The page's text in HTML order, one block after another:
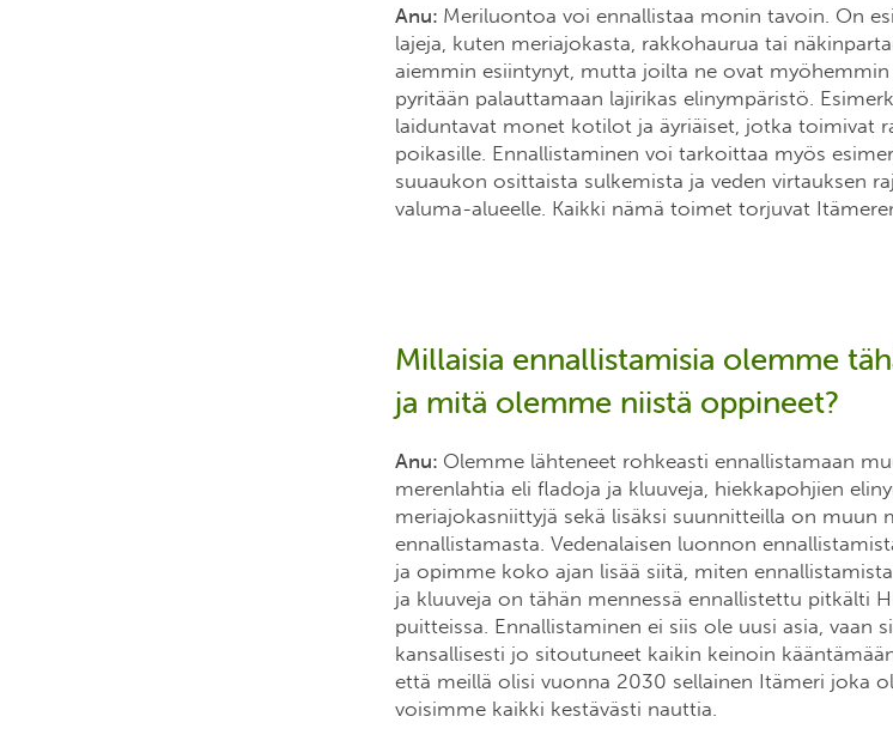
Anu: Meriluontoa voi ennallistaa monin tavoin. On
lajeja, kuten meriajokasta, rakkohaurua tai
aiemmin esiintynyt, mutta joilta ne ovat
pyritään palauttamaan lajirikas elinympäristö.
laiduntavat monet kotilot ja äyriäiset, jotka toimivat
poikasille. Ennallistaminen voi tarkoittaa myös
suuaukon osittaista sulkemista ja veden virtauksen
valuma-alueelle. Kaikki nämä toimet torjuvat
Millaisia ennallistamisia olemme
ja mitä olemme niistä oppineet?
Anu: Olemme lähteneet rohkeasti ennallistamaan
merenlahtia eli fladoja ja kluuveja, hiekkapohjien
meriajokasniittyjä sekä lisäksi suunnitteilla on muun
ennallistamasta. Vedenalaisen luonnon
ja opimme koko ajan lisää siitä, miten
ja kluuveja on tähän mennessä ennallistettu pitkälti
puitteissa. Ennallistaminen ei siis ole uusi asia, vaan
kansallisesti jo sitoutuneet kaikin keinoin
että meillä olisi vuonna 2030 sellainen Itämeri joka
voisimme kaikki kestävästi nauttia.